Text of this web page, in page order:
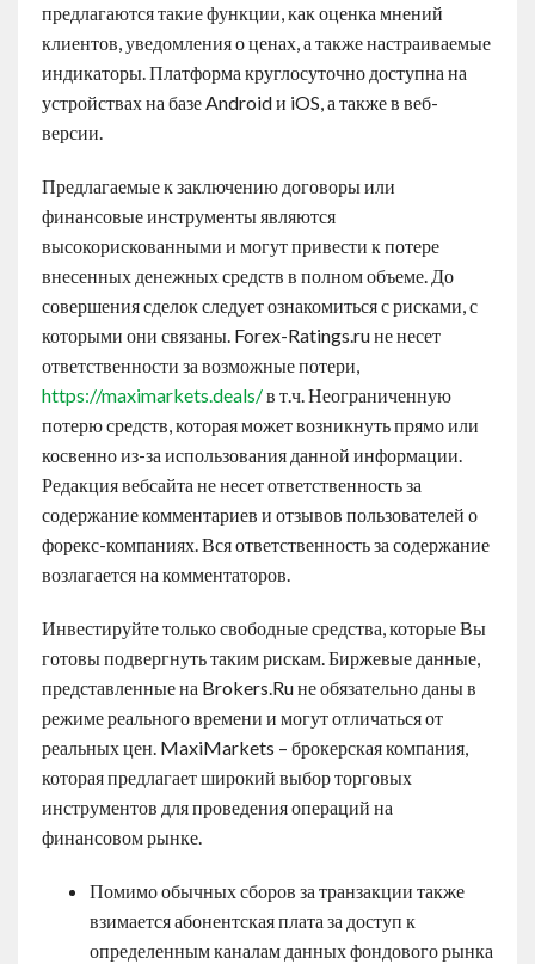
предлагаются такие функции, как оценка мнений
клиентов, уведомления о ценах, а также настраиваемые
индикаторы. Платформа круглосуточно доступна на
устройствах на базе Android и iOS, а также в веб-
версии.
Предлагаемые к заключению договоры или
финансовые инструменты являются
высокорискованными и могут привести к потере
внесенных денежных средств в полном объеме. До
совершения сделок следует ознакомиться с рисками, с
которыми они связаны. Forex-Ratings.ru не несет
ответственности за возможные потери,
https://maximarkets.deals/в т.ч. Неограниченную
потерю средств, которая может возникнуть прямо или
косвенно из-за использования данной информации.
Редакция вебсайта не несет ответственность за
содержание комментариев и отзывов пользователей о
форекс-компаниях. Вся ответственность за содержание
возлагается на комментаторов.
Инвестируйте только свободные средства, которые Вы
готовы подвергнуть таким рискам. Биржевые данные,
представленные на Brokers.Ru не обязательно даны в
режиме реального времени и могут отличаться от
реальных цен. MaxiMarkets – брокерская компания,
которая предлагает широкий выбор торговых
инструментов для проведения операций на
финансовом рынке.
Помимо обычных сборов за транзакции также
взимается абонентская плата за доступ к
определенным каналам данных фондового рынка